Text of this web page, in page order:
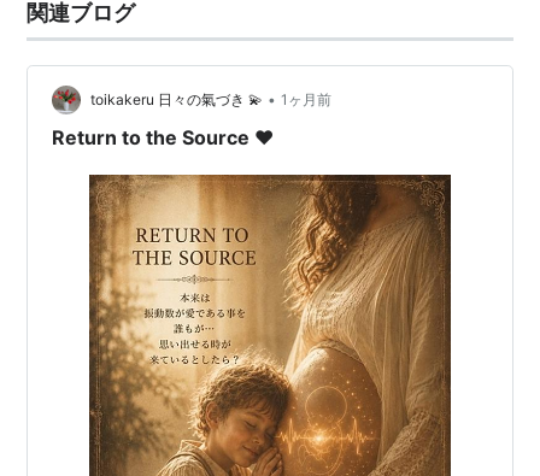
関連ブログ
toikakeru 日々の氣づき 💫 • 1ヶ月前
Return to the Source ❤︎